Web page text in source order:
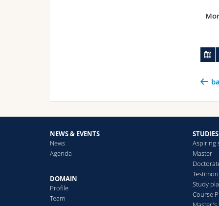
NEWS & EVENTS
News
Agenda
DOMAIN
Profile
Team
STUDIES
Aspiring
Master
Study
Course